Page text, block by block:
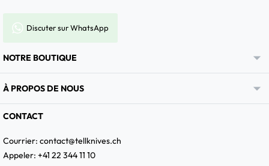
Discuter sur WhatsApp
NOTRE BOUTIQUE 
À PROPOS DE NOUS 
CONTACT
Courrier: contact@tellknives.ch
Appeler: +41 22 344 11 10